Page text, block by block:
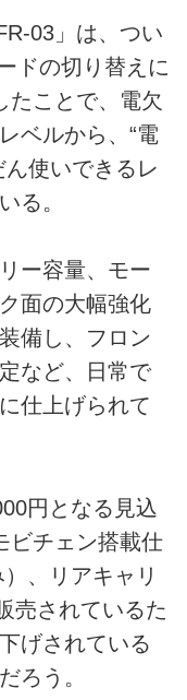
03」は、つい
ドの切り替えに
たことで、電欠
ベルから、“電
使いできるレ
る。
ー容量、モー
面の大幅強化
備し、フロン
など、日常で
仕上げられて
円となる見込
ビチェン搭載仕
、リアキャリ
売されているた
げされている
ろう。